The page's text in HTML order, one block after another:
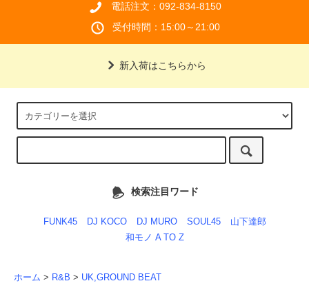
電話注文：092-834-8150
受付時間：15:00～21:00
新入荷はこちらから
検索注目ワード
FUNK45 DJ KOCO DJ MURO SOUL45
山下達郎
和モノ A TO Z
ホーム > R&B > UK,GROUND BEAT